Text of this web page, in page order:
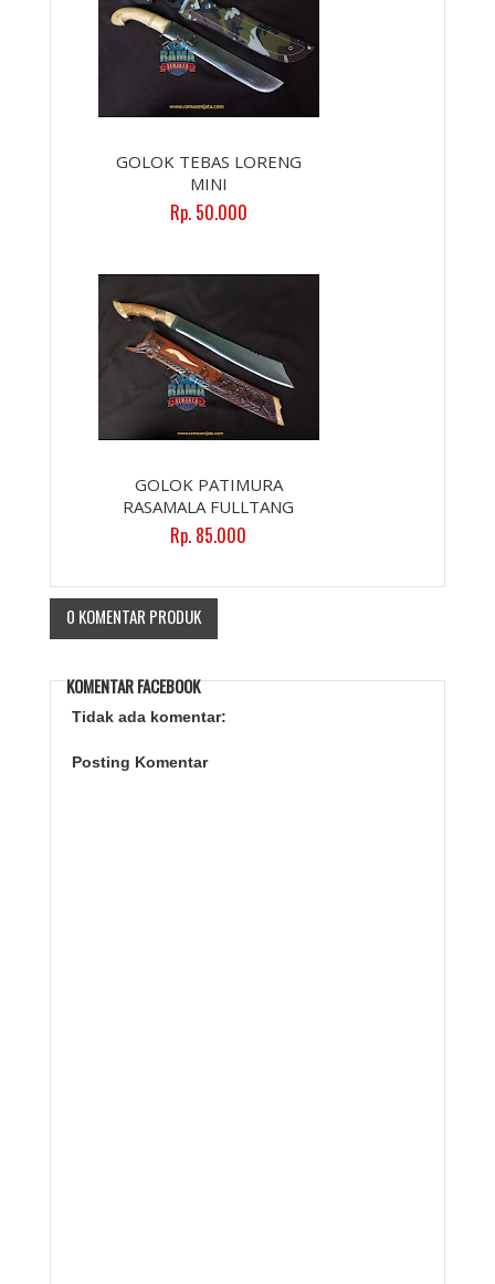
GOLOK TEBAS LORENG
MINI
Rp. 50.000
GOLOK PATIMURA
RASAMALA FULLTANG
Rp. 85.000
0 KOMENTAR PRODUK
KOMENTAR FACEBOOK
Tidak ada komentar:
Posting Komentar